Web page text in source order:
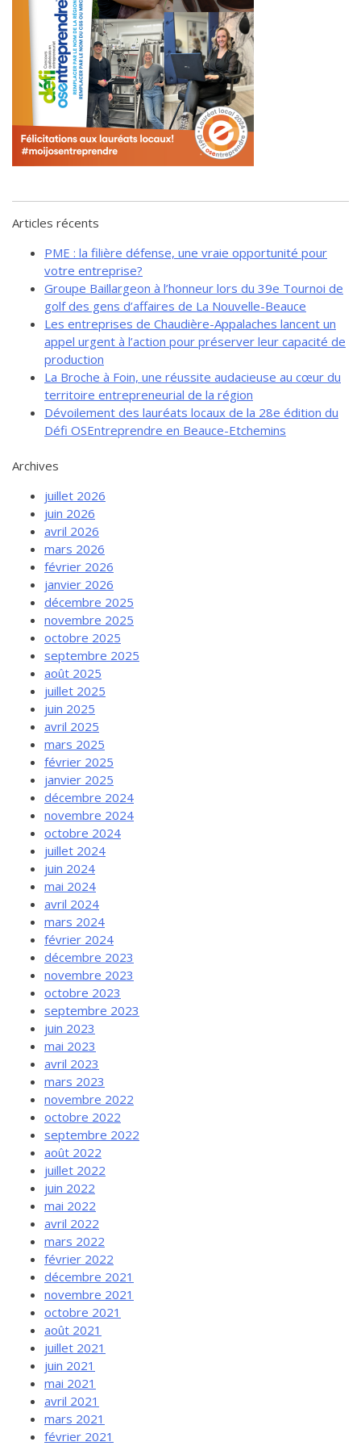
de solidarité
Futurpreneur
Toile entrepreneuriale
Beauce
Événements et formations
Documentation
Articles récents
PME : la filière défense, une vraie opportunité pour
votre entreprise?
Groupe Baillargeon à l’honneur lors du 39e Tournoi de
golf des gens d’affaires de La Nouvelle-Beauce
Les entreprises de Chaudière-Appalaches lancent un
appel urgent à l’action pour préserver leur capacité de
production
La Broche à Foin, une réussite audacieuse au cœur du
territoire entrepreneurial de la région
Dévoilement des lauréats locaux de la 28e édition du
Défi OSEntreprendre en Beauce-Etchemins
Archives
juillet 2026
juin 2026
avril 2026
mars 2026
février 2026
janvier 2026
décembre 2025
novembre 2025
octobre 2025
septembre 2025
août 2025
juillet 2025
juin 2025
avril 2025
mars 2025
février 2025
janvier 2025
décembre 2024
novembre 2024
octobre 2024
juillet 2024
juin 2024
mai 2024
avril 2024
mars 2024
février 2024
décembre 2023
novembre 2023
octobre 2023
septembre 2023
juin 2023
mai 2023
avril 2023
mars 2023
novembre 2022
octobre 2022
septembre 2022
août 2022
juillet 2022
juin 2022
mai 2022
avril 2022
mars 2022
février 2022
décembre 2021
novembre 2021
octobre 2021
août 2021
juillet 2021
juin 2021
mai 2021
avril 2021
mars 2021
février 2021